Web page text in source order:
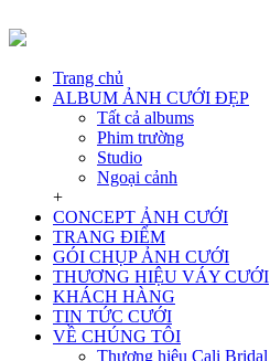
Trang chủ
ALBUM ẢNH CƯỚI ĐẸP
Tất cả albums
Phim trường
Studio
Ngoại cảnh
+
CONCEPT ẢNH CƯỚI
TRANG ĐIỂM
GÓI CHỤP ẢNH CƯỚI
THƯƠNG HIỆU VÁY CƯỚI
KHÁCH HÀNG
TIN TỨC CƯỚI
VỀ CHÚNG TÔI
Thương hiệu Cali Bridal